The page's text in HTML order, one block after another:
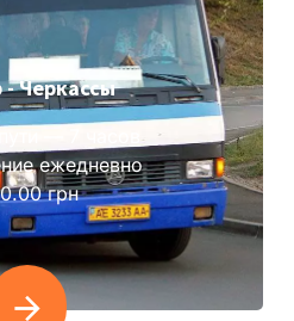
Черкассы
— 7 часов
ежедневно
грн